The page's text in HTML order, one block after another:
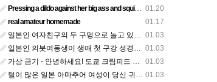
01.20
Pressing a dildo against her big ass and squirting from below
01.17
real amateur homemade
01.03
일본인 여자친구의 두 구멍으로 놀고 있어요
01.03
일본인 의붓여동생이 생애 첫 구강 성경험을 공개하다
01.03
가상 금기 - 안녕하세요! 도쿄 크림피드 시엘에서
01.03
털이 많은 일본 아마추어 여성이 당신 귀에 대고 신음하며 자위합니다. 그녀가 오르가즘에 도달하는 모습을 보세요?